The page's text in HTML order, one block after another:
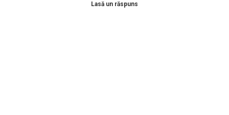
Lasă un răspuns